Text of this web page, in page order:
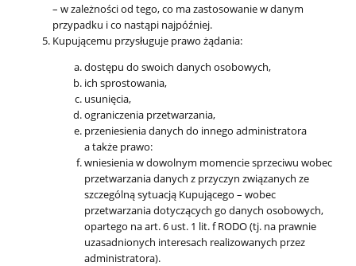
– w zależności od tego, co ma zastosowanie w danym
przypadku i co nastąpi najpóźniej.
Kupującemu przysługuje prawo żądania:
dostępu do swoich danych osobowych,
ich sprostowania,
usunięcia,
ograniczenia przetwarzania,
przeniesienia danych do innego administratora
a także prawo:
wniesienia w dowolnym momencie sprzeciwu wobec
przetwarzania danych z przyczyn związanych ze
szczególną sytuacją Kupującego – wobec
przetwarzania dotyczących go danych osobowych,
opartego na art. 6 ust. 1 lit. f RODO (tj. na prawnie
uzasadnionych interesach realizowanych przez
administratora).